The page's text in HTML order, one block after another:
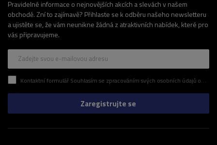
Pravidelné informace o nejnovějších akcích a slevách v našem
obchodě. Zní to zajímavě? Přihlaste se k odběru našeho newsletteru
a ujistěte se, že vám neunikne žádná z atraktivních nabídek, které pro
vás připravujeme.
Zadejte svou e-mailovou adresu
Kontaktní formulář Souhlasím se zpracováním svých osobních údajů obsažených v kontaktním formuláři v souladu s nařízením Evropského parlamentu a Rady (EU)
Zaregistrujte se